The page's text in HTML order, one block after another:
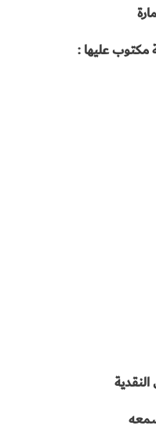
مكتوب عليها :